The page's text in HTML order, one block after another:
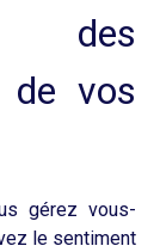
des
de vos
gérez vous-
le sentiment